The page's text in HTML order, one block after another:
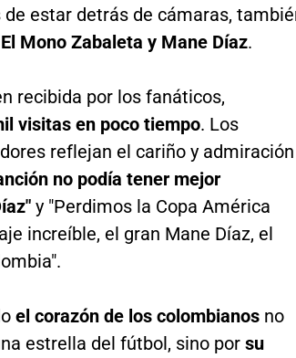
estar detrás de cámaras,
El Mono Zabaleta y Mane Díaz.
recibida por los fanáticos,
visitas en poco tiempo. Los
reflejan el cariño y admiración
no podía tener mejor
y "Perdimos la Copa América
increíble, el gran Mane Díaz, el
el corazón de los colombianos no
estrella del fútbol, sino porsu